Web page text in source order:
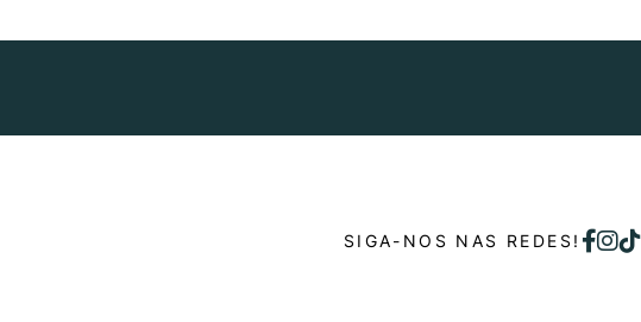
SIGA-NOS NAS REDES!